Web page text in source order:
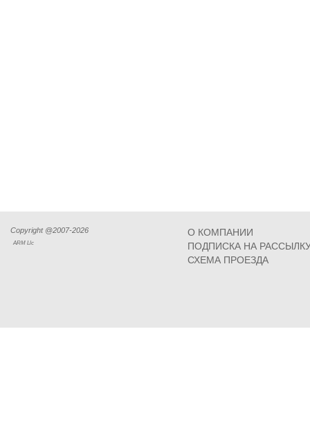
Copyright @2007-2026
ARM Llc
О КОМПАНИИ
ПОДПИСКА НА
СХЕМА ПРОЕЗДА